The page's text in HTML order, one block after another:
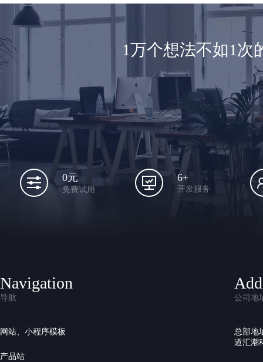
1万个想法不如1次
0元
免费试用
6+
开发服务
Navigation
导航
网站、小程序模板
产品站
公司地
总部地
道汇潮